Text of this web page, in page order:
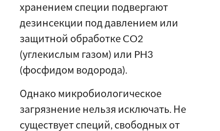
хранением специи подвергают
дезинсекции под давлением или
защитной обработке CO2
(углекислым газом) или PH3
(фосфидом водорода).
Однако микробиологическое
загрязнение нельзя исключать. Не
существует специй, свободных от